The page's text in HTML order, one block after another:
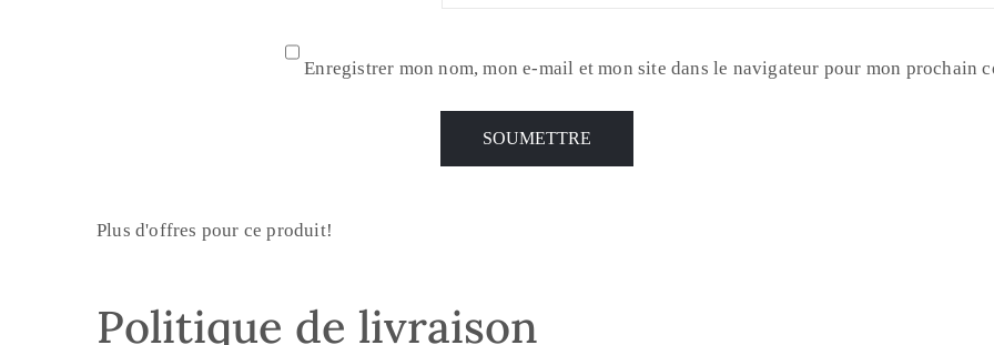
Enregistrer mon nom, mon e-mail et mon site dans le navigateur pour mon prochain
Plus d'offres pour ce produit!
Politique de livraison